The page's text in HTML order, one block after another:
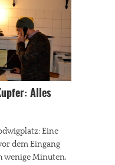
Alles
Eine
dem Eingang
wenige Minuten,